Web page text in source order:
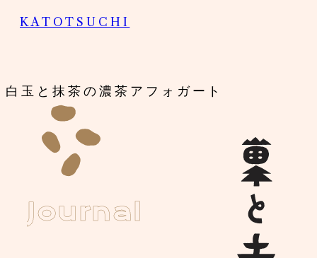
KATOTSUCHI
Journal
白玉と抹茶の濃茶アフォガート